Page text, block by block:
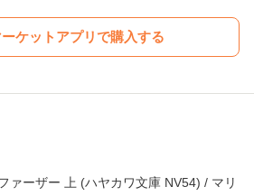
ケットアプリで購入する
ァーザー 上 (ハヤカワ文庫 NV54) / マリ